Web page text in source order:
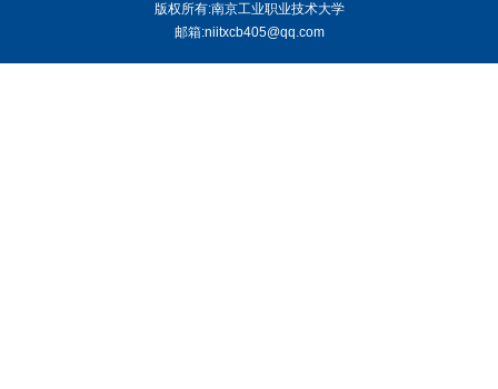
版权所有:南京工业职业技术大学
邮箱:niitxcb405@qq.com